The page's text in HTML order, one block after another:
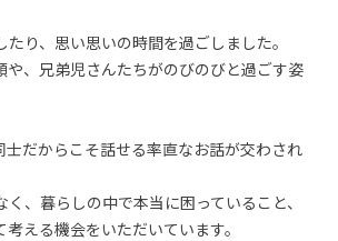
り、思い思いの時間を過ごしました。
、兄弟児さんたちがのびのびと過ごす姿
だからこそ話せる率直なお話が交わされ
、暮らしの中で本当に困っていること、
える機会をいただいています。